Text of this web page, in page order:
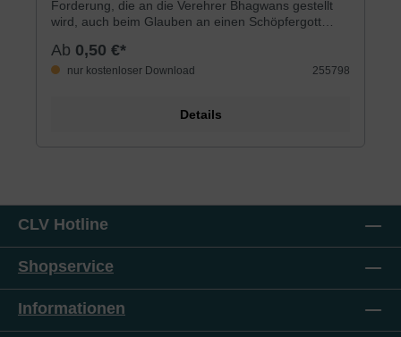
Forderung, die an die Verehrer Bhagwans gestellt
wird, auch beim Glauben an einen Schöpfergott
Gefühls oder des Verstands? Welcher
Zusammenhang besteht zwischen Denken und
zivilisierten Menschen macht der bekannte
Ab 0,50 €*
nur kostenloser Download 255798
Details
CLV Hotline
Shopservice
Informationen